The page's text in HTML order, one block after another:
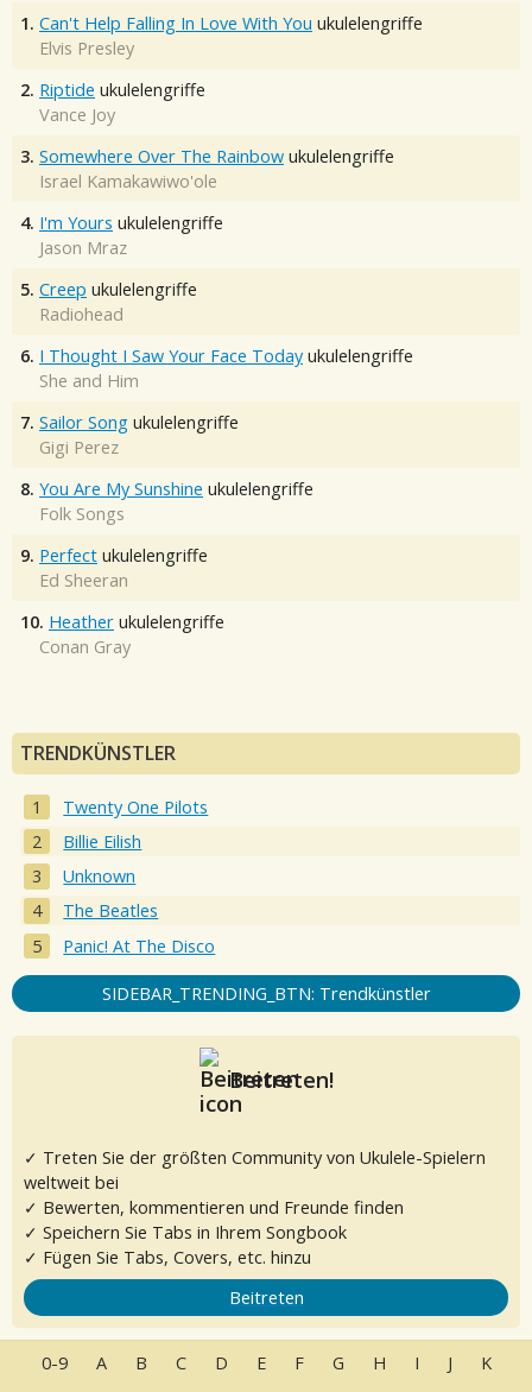
1. Can't Help Falling In Love With You ukulelengriffe
Elvis Presley
2. Riptide ukulelengriffe
Vance Joy
3. Somewhere Over The Rainbow ukulelengriffe
Israel Kamakawiwo'ole
4. I'm Yours ukulelengriffe
Jason Mraz
5. Creep ukulelengriffe
Radiohead
6. I Thought I Saw Your Face Today ukulelengriffe
She and Him
7. Sailor Song ukulelengriffe
Gigi Perez
8. You Are My Sunshine ukulelengriffe
Folk Songs
9. Perfect ukulelengriffe
Ed Sheeran
10. Heather ukulelengriffe
Conan Gray
TRENDKÜNSTLER
Twenty One Pilots
Billie Eilish
Unknown
The Beatles
Panic! At The Disco
SIDEBAR_TRENDING_BTN: Trendkünstler
Beitreten!
✓ Treten Sie der größten Community von Ukulele-Spielern
weltweit bei
✓ Bewerten, kommentieren und Freunde finden
✓ Speichern Sie Tabs in Ihrem Songbook
✓ Fügen Sie Tabs, Covers, etc. hinzu
Beitreten
0-9 A B C D E F G H I J K